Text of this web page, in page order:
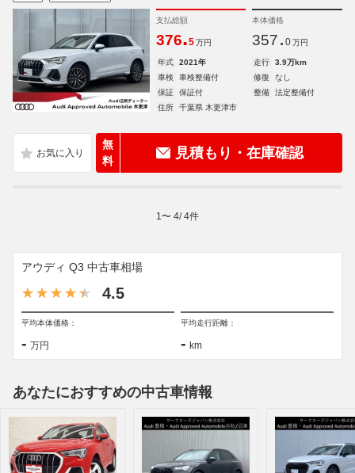
支払総額
376.5 万円
本体価格
357. 0 万円
年式 2021年 走行
3.9万km
車検
車検整備付 修復
なし
保証
保証付 整備
法定整備付
住所
千葉県 木更津市
無
料
見積もり・在庫確認
1 〜 4/4件
アウディ Q3 中古車相場
4.5
平均本体価格：
- 万円
平均走行距離：
- km
あなたにおすすめの中古車情報